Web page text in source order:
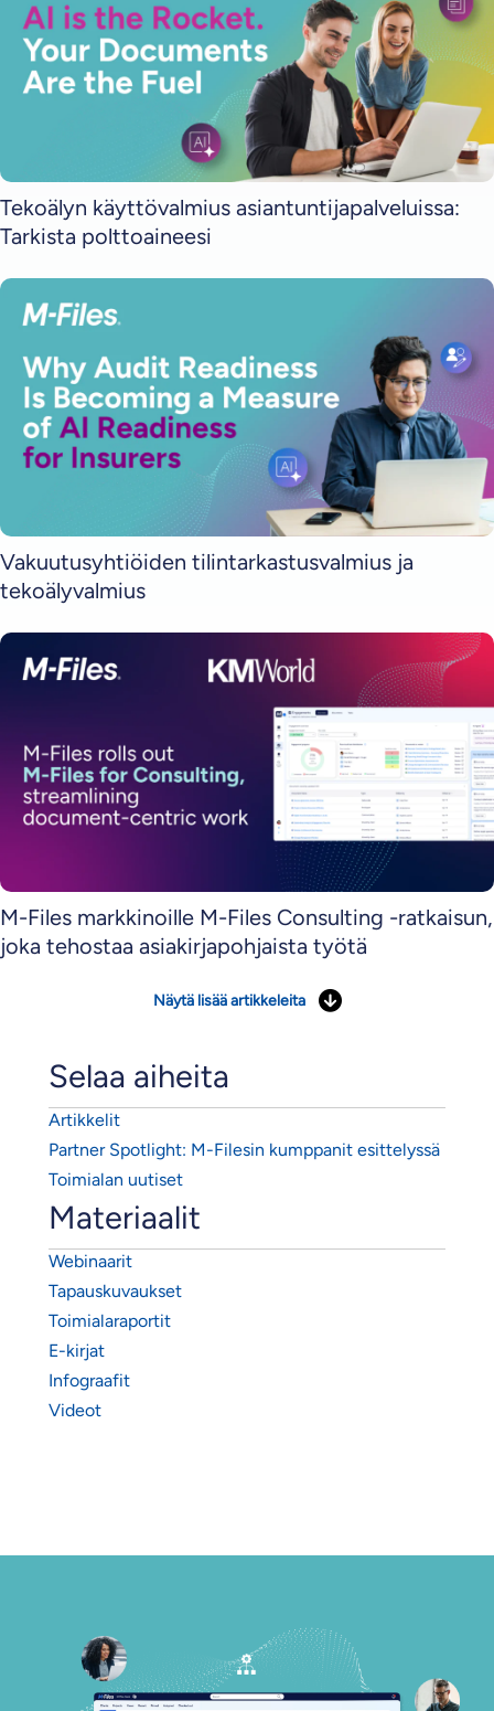
Tekoälyn käyttövalmius asiantuntijapalveluissa:
Tarkista polttoaineesi
Vakuutusyhtiöiden tilintarkastusvalmius ja
tekoälyvalmius
M-Files markkinoille M-Files Consulting -ratkaisun,
joka tehostaa asiakirjapohjaista työtä
Näytä lisää artikkeleita
Selaa aiheita
Artikkelit
Partner Spotlight: M-Filesin kumppanit esittelyssä
Toimialan uutiset
Materiaalit
Webinaarit
Tapauskuvaukset
Toimialaraportit
E-kirjat
Infograafit
Videot